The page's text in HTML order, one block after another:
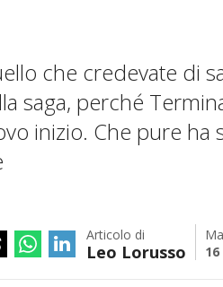
che credevate di
saga, perché
inizio. Che pure ha
Articolo di
Leo Lorusso